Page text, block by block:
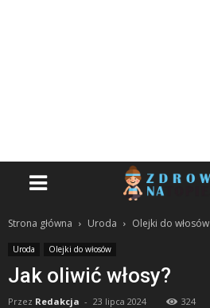
Strona główna Uroda Olejki do włosów
Uroda Olejki do włosów
Jak oliwić włosy?
Przez Redakcja - 23 lipca 2024 324